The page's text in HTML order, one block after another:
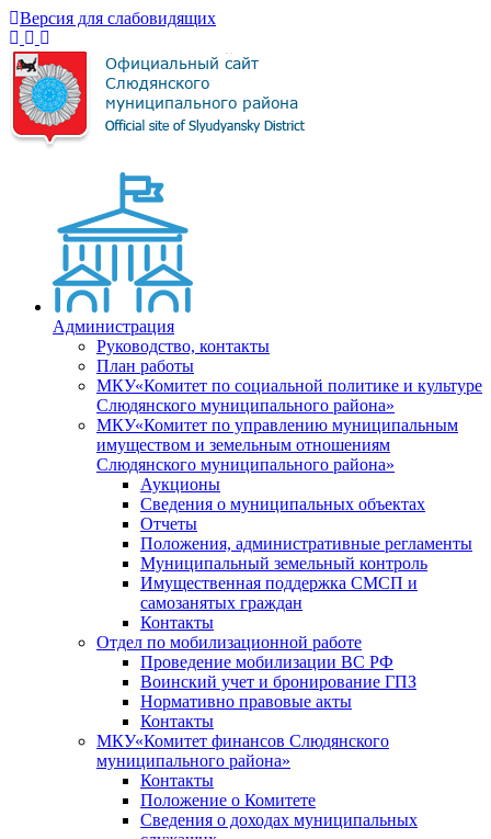
Версия для слабовидящих
Администрация
Руководство, контакты
План работы
МКУ«Комитет по социальной политике и культуре
Слюдянского муниципального района»
МКУ«Комитет по управлению муниципальным
имуществом и земельным отношениям
Слюдянского муниципального района»
Аукционы
Сведения о муниципальных объектах
Отчеты
Положения, административные регламенты
Муниципальный земельный контроль
Имущественная поддержка СМСП и
самозанятых граждан
Контакты
Отдел по мобилизационной работе
Проведение мобилизации ВС РФ
Воинский учет и бронирование ГПЗ
Нормативно правовые акты
Контакты
МКУ«Комитет финансов Слюдянского
муниципального района»
Контакты
Положение о Комитете
Сведения о доходах муниципальных